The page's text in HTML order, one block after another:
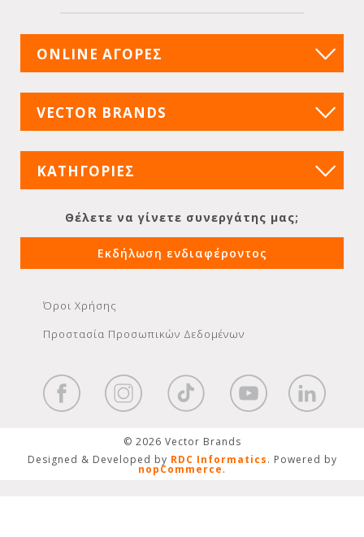
ONLINE ΑΓΟΡΕΣ
VECTOR BRANDS
ΚΑΤΗΓΟΡΙΕΣ
Θέλετε να γίνετε συνεργάτης μας;
Εκδήλωση ενδιαφέροντος
Όροι Χρήσης
Προστασία Προσωπικών Δεδομένων
© 2026 Vector Brands
Designed & Developed by RDC Informatics. Powered by
nopCommerce.